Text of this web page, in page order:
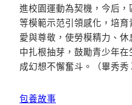
進校園運動為契機，今后
等模範示范引領感化，培育
愛與尊敬，使勞模精力、
中扎根抽芽，鼓勵青少年
成幻想不懈奮斗。（畢秀秀
包養故事